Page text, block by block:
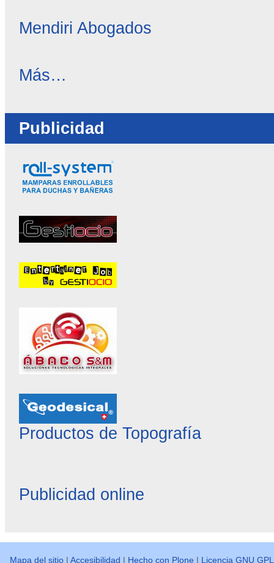
Mendiri Abogados
OC
Más…
Publicidad
Productos de Topografía
Publicidad online
Mapa del sitio |Accesibilidad | Hecho con Plone | Licencia GNU GPL